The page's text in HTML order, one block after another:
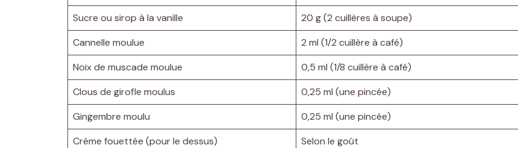
Sucre ou sirop à la vanille
20 g (2 cuillères à soupe)
Cannelle moulue
2 ml (1/2 cuillère à café)
Noix de muscade moulue
0,5 ml (1/8 cuillère à café)
Clous de girofle moulus
0,25 ml (une pincée)
Gingembre moulu
0,25 ml (une pincée)
Crème fouettée (pour le dessus)
Selon le goût